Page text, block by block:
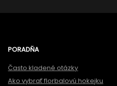
PORADŇA
Často kladené otázky
Ako vybrať florbalovú hokejku